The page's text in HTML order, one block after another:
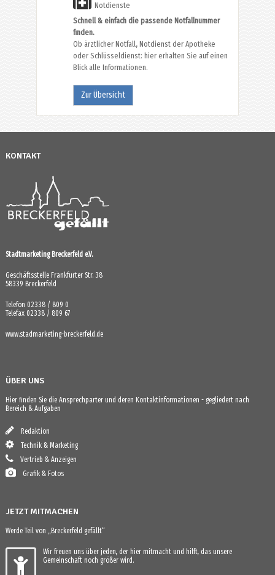
Notdienste
Schnell & einfach die passende Notfallnummer
finden.
Ob ärztlicher Notfall, Notdienst der Apotheke
oder Schlüsseldienst: hier erhalten Sie auf einen
Blick alle Informationen.
Zur Übersicht
KONTAKT
Stadtmarketing Breckerfeld e.V.
Geschäftsstelle Frankfurter Str. 38
58339 Breckerfeld
Telefon 02338 / 809 0
Telefax 02338 / 809 67
www.stadmarketing-breckerfeld.de
ÜBER UNS
Hier finden Sie die Ansprechparter und deren Kontaktinformationen - gegliedert nach
Bereich & Aufgaben
Redaktion
Technik & Marketing
Vertrieb & Anzeigen
Grafik & Fotos
JETZT MITMACHEN
Werde Teil von „Breckerfeld gefällt“
Wir freuen uns über jeden, der hier mitmacht und hilft, das unsere
Gemeinschaft noch größer wird.